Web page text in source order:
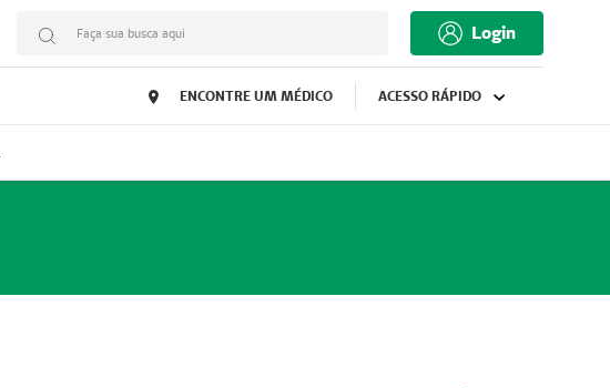
Faça sua busca aqui Login
ENCONTRE UM MÉDICO ACESSO RÁPIDO